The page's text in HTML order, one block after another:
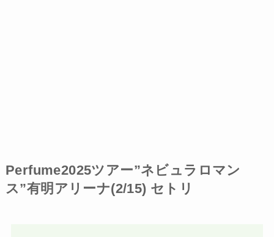
Perfume2025ツアー”ネビュラロマン
ス”有明アリーナ(2/15) セトリ